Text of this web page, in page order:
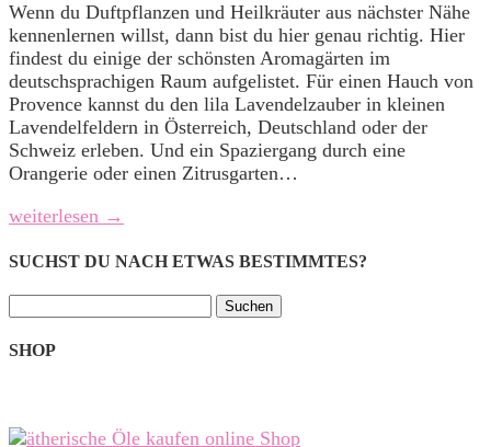
Wenn du Duftpflanzen und Heilkräuter aus nächster Nähe
kennenlernen willst, dann bist du hier genau richtig. Hier
findest du einige der schönsten Aromagärten im
deutschsprachigen Raum aufgelistet. Für einen Hauch von
Provence kannst du den lila Lavendelzauber in kleinen
Lavendelfeldern in Österreich, Deutschland oder der
Schweiz erleben. Und ein Spaziergang durch eine
Orangerie oder einen Zitrusgarten…
weiterlesen →
SUCHST DU NACH ETWAS BESTIMMTES?
nach:
SHOP